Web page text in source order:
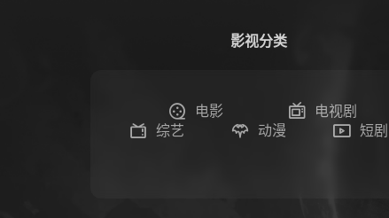
影视分类
电影
电视剧
综艺
动漫 短剧